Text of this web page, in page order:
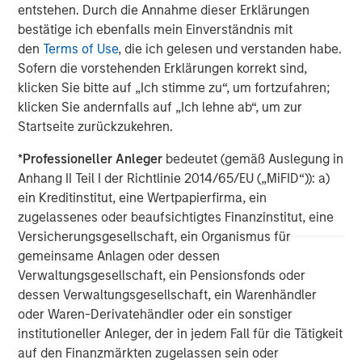
entstehen. Durch die Annahme dieser Erklärungen
bestätige ich ebenfalls mein Einverständnis mit
denTerms of Use, die ich gelesen und verstanden habe.
Sofern die vorstehenden Erklärungen korrekt sind,
klicken Sie bitte auf „Ich stimme zu“, um fortzufahren;
klicken Sie andernfalls auf „Ich lehne ab“, um zur
Startseite zurückzukehren.
*Professioneller Anleger bedeutet (gemäß Auslegung in
Anhang II Teil I der Richtlinie 2014/65/EU („MiFID“)): a)
ein Kreditinstitut, eine Wertpapierfirma, ein
zugelassenes oder beaufsichtigtes Finanzinstitut, eine
Versicherungsgesellschaft, ein Organismus für
gemeinsame Anlagen oder dessen
Verwaltungsgesellschaft, ein Pensionsfonds oder
dessen Verwaltungsgesellschaft, ein Warenhändler
oder Waren-Derivatehändler oder ein sonstiger
institutioneller Anleger, der in jedem Fall für die Tätigkeit
auf den Finanzmärkten zugelassen sein oder
About Morgan Stanley
Morgan Stanley (NYSE: MS) is a leading global financial
services firm providing a wide range of investment
banking, securities, wealth management and investment
management services. With offices in 42 countries, the
Firm’s employees serve clients worldwide including
For further information about Morgan Stanley, please visit
www.morganstanley.com.
Morgan Stanley Real Estate Investing
Morgan Stanley Real Estate Investing (MSREI) manages
global value-add / opportunistic and regional core / core-
plus real estate investment strategies. The team's
experience encompasses a broad array of asset classes,
geographic regions and investment themes across all
phases of the real estate cycle.